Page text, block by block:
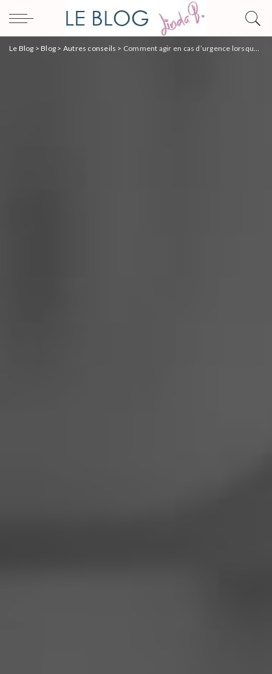
Le Blog >Blog > Autres conseils > Comment agir en cas d’urgence lorsque le cabinet de votre médecin est fermé ?